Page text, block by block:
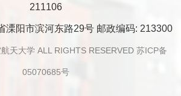
211106
溧阳市滨河东路29号 邮政编码: 213300
天大学 ALL RIGHTS RESERVED 苏ICP备
05070685号